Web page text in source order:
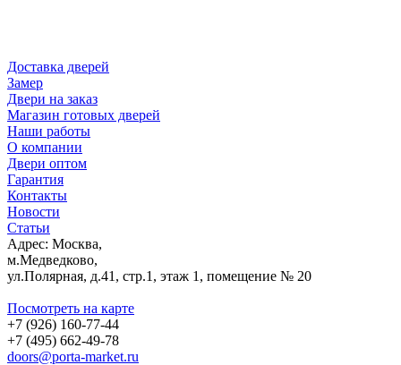
Доставка дверей
Замер
Двери на заказ
Магазин готовых дверей
Наши работы
О компании
Двери оптом
Гарантия
Контакты
Новости
Статьи
Адрес: Москва,
м.Медведково,
ул.Полярная, д.41, стр.1, этаж 1, помещение № 20
Посмотреть на карте
+7 (926) 160-77-44
+7 (495) 662-49-78
doors@porta-market.ru